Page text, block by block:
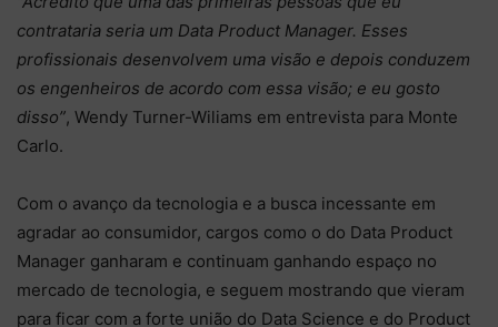
contrataria seria um Data Product Manager. Esses
profissionais desenvolvem uma visão e depois conduzem
os engenheiros de acordo com essa visão; e eu gosto
disso”, Wendy Turner-Wiliams em entrevista para Monte
Carlo.
Com o avanço da tecnologia e a busca incessante em
agradar ao consumidor, cargos como o do Data Product
Manager ganharam e continuam ganhando espaço no
mercado de tecnologia, e seguem mostrando que vieram
para ficar com a forte união do Data Science e do Product